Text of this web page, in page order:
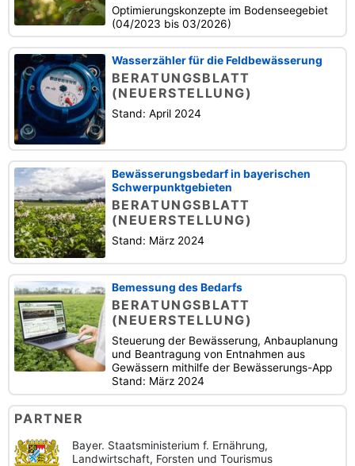
Optimierungskonzepte im Bodenseegebiet
(04/2023 bis 03/2026)
Wasserzähler für die Feldbewässerung
BERATUNGSBLATT
(NEUERSTELLUNG)
Stand: April 2024
Bewässerungsbedarf in bayerischen
Schwerpunktgebieten
BERATUNGSBLATT
(NEUERSTELLUNG)
Stand: März 2024
Bemessung des Bedarfs
BERATUNGSBLATT
(NEUERSTELLUNG)
Steuerung der Bewässerung, Anbauplanung
und Beantragung von Entnahmen aus
Gewässern mithilfe der Bewässerungs-App
Stand: März 2024
PARTNER
Bayer. Staatsministerium f. Ernährung,
Landwirtschaft, Forsten und Tourismus